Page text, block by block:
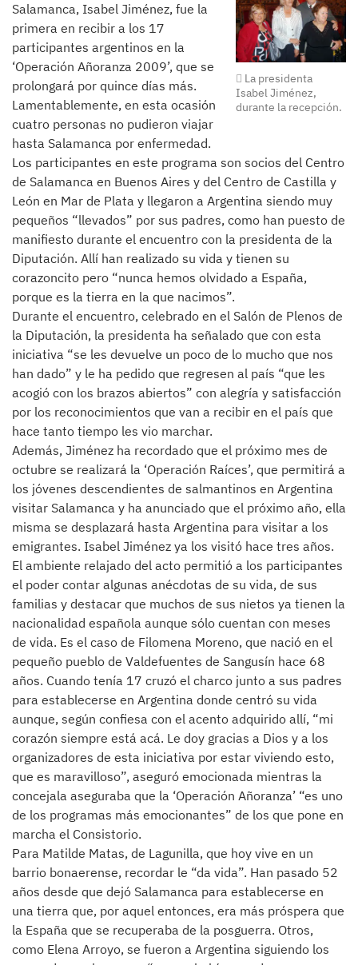
La presidenta
Isabel Jiménez,
durante la recepción.
Salamanca, Isabel Jiménez, fue la
primera en recibir a los 17
participantes argentinos en la
‘Operación Añoranza 2009’, que se
prolongará por quince días más.
Lamentablemente, en esta ocasión
cuatro personas no pudieron viajar
hasta Salamanca por enfermedad.
Los participantes en este programa son socios del Centro
de Salamanca en Buenos Aires y del Centro de Castilla y
León en Mar de Plata y llegaron a Argentina siendo muy
pequeños “llevados” por sus padres, como han puesto de
manifiesto durante el encuentro con la presidenta de la
Diputación. Allí han realizado su vida y tienen su
corazoncito pero “nunca hemos olvidado a España,
porque es la tierra en la que nacimos”.
Durante el encuentro, celebrado en el Salón de Plenos de
la Diputación, la presidenta ha señalado que con esta
iniciativa “se les devuelve un poco de lo mucho que nos
han dado” y le ha pedido que regresen al país “que les
acogió con los brazos abiertos” con alegría y satisfacción
por los reconocimientos que van a recibir en el país que
hace tanto tiempo les vio marchar.
Además, Jiménez ha recordado que el próximo mes de
octubre se realizará la ‘Operación Raíces’, que permitirá a
los jóvenes descendientes de salmantinos en Argentina
visitar Salamanca y ha anunciado que el próximo año, ella
misma se desplazará hasta Argentina para visitar a los
emigrantes. Isabel Jiménez ya los visitó hace tres años.
El ambiente relajado del acto permitió a los participantes
el poder contar algunas anécdotas de su vida, de sus
familias y destacar que muchos de sus nietos ya tienen la
nacionalidad española aunque sólo cuentan con meses
de vida. Es el caso de Filomena Moreno, que nació en el
pequeño pueblo de Valdefuentes de Sangusín hace 68
años. Cuando tenía 17 cruzó el charco junto a sus padres
para establecerse en Argentina donde centró su vida
aunque, según confiesa con el acento adquirido allí, “mi
corazón siempre está acá. Le doy gracias a Dios y a los
organizadores de esta iniciativa por estar viviendo esto,
que es maravilloso”, aseguró emocionada mientras la
concejala aseguraba que la ‘Operación Añoranza’ “es uno
de los programas más emocionantes” de los que pone en
marcha el Consistorio.
Para Matilde Matas, de Lagunilla, que hoy vive en un
barrio bonaerense, recordar le “da vida”. Han pasado 52
años desde que dejó Salamanca para establecerse en
una tierra que, por aquel entonces, era más próspera que
la España que se recuperaba de la posguerra. Otros,
como Elena Arroyo, se fueron a Argentina siguiendo los